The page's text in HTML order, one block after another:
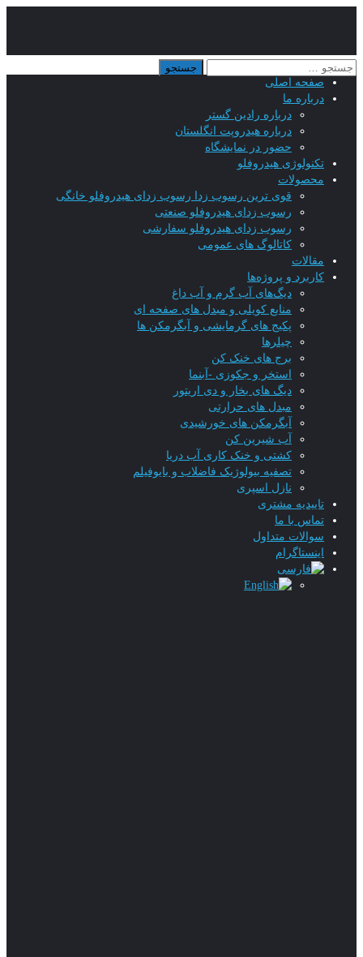
صفحه اصلی
درباره ما
درباره رادین گستر
درباره هیدروپت انگلستان
حضور در نمایشگاه
تکنولوژی هیدروفلو
محصولات
قوی ترین رسوب زدا رسوب زدای هیدروفلو خانگی
رسوب زدای هیدروفلو صنعتی
رسوب زدای هیدروفلو سفارشی
کاتالوگ های عمومی
مقالات
کاربرد و پروژه‌ها
دیگ‌های آب گرم و آب داغ
منابع کویلی و مبدل های صفحه ای
پکیج های گرمایشی و آبگرمکن ها
چیلرها
برج های خنک کن
استخر و جکوزی -آبنما
دیگ های بخار و دی اریتور
مبدل های حرارتی
آبگرمکن های خورشیدی
آب شیرین کن
کشتی و خنک کاری آب دریا
تصفیه بیولوژیک فاضلاب و بایوفیلم
نازل اسپری
تاییدیه‌ مشتری
تماس با ما
سوالات متداول
اینستاگرام